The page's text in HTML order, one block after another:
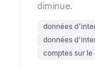
diminue.
données
données
comptes sur le